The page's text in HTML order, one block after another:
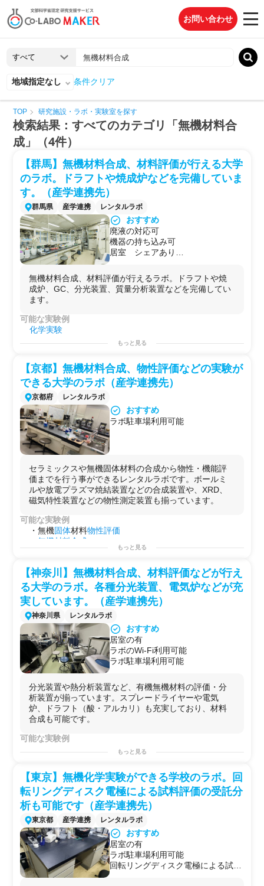
お問い合わせ
地域指定なし 条件クリア
TOP 研究施設・ラボ・実験室を探す
検索結果：すべてのカテゴリ「無機材料合
成」（4件）
【群馬】無機材料合成、材料評価が行える大学
のラボ。ドラフトや焼成炉などを完備していま
す。（産学連携先）
群馬県 産学連携 レンタルラボ
おすすめ
廃液の対応可
機器の持ち込み可
居室 シェアあり
無機材料合成、材料評価が行えるラボ。ドラフトや焼
成炉、GC、分光装置、質量分析装置などを完備してい
ます。
可能な実験例
化学実験
ガス分析実験
用途例
基礎研究用（化学・バイオ）
開発用
研修用
もっと見る
【京都】無機材料合成、物性評価などの実験が
できる大学のラボ（産学連携先）
京都府 レンタルラボ
おすすめ
ラボ駐車場利用可能
セラミックスや無機固体材料の合成から物性・機能評
価までを行う事ができるレンタルラボです。ボールミ
ルや放電プラズマ焼結装置などの合成装置や、XRD、
磁気特性装置などの物性測定装置も揃っています。
可能な実験例
・無機固体材料物性評価
無機材料合成
・セラミック
・電池
もっと見る
【神奈川】無機材料合成、材料評価などが行え
る大学のラボ。各種分光装置、電気炉などが充
実しています。（産学連携先）
神奈川県 レンタルラボ
おすすめ
居室の有
ラボのWi-Fi利用可能
ラボ駐車場利用可能
分光装置や熱分析装置など、有機無機材料の評価・分
析装置が揃っています。スプレードライヤーや電気
炉、ドラフト（酸・アルカリ）も充実しており、材料
合成も可能です。
可能な実験例
もっと見る
【東京】無機化学実験ができる学校のラボ。回
転リングディスク電極による試料評価の受託分
析も可能です（産学連携先）
東京都 産学連携 レンタルラボ
おすすめ
居室の有
ラボ駐車場利用可能
回転リングディスク電極による試料